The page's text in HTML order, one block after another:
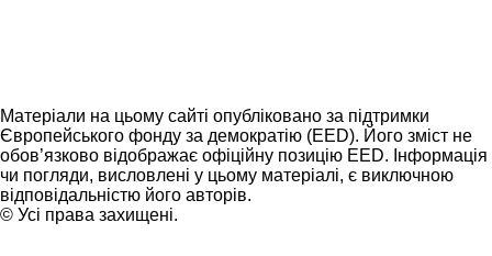
Матеріали на цьому сайті опубліковано за підтримки
Європейського фонду за демократію (EED). Його зміст не
обов’язково відображає офіційну позицію EED. Інформація
чи погляди, висловлені у цьому матеріалі, є виключною
відповідальністю його авторів.
© Усі права захищені.